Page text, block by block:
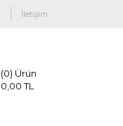
İletişim
(0) Ürün
0,00 TL